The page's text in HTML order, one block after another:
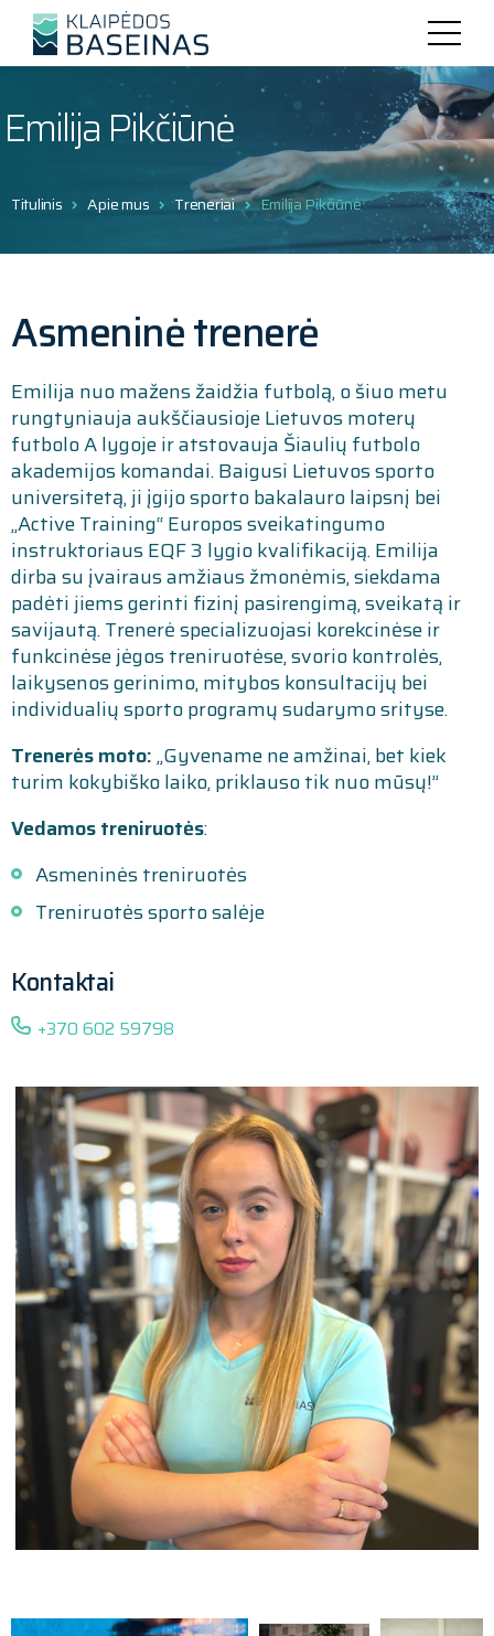
Emilija Pikčiūnė
Titulinis Apie mus Treneriai Emilija Pikčiūnė
Asmeninė trenerė
Emilija nuo mažens žaidžia futbolą, o šiuo metu
rungtyniauja aukščiausioje Lietuvos moterų
futbolo A lygoje ir atstovauja Šiaulių futbolo
akademijos komandai. Baigusi Lietuvos sporto
universitetą, ji įgijo sporto bakalauro laipsnį bei
„Active Training“ Europos sveikatingumo
instruktoriaus EQF 3 lygio kvalifikaciją. Emilija
dirba su įvairaus amžiaus žmonėmis, siekdama
padėti jiems gerinti fizinį pasirengimą, sveikatą ir
savijautą. Trenerė specializuojasi korekcinėse ir
funkcinėse jėgos treniruotėse, svorio kontrolės,
laikysenos gerinimo, mitybos konsultacijų bei
individualių sporto programų sudarymo srityse.
Trenerės moto:„Gyvename ne amžinai, bet kiek
turim kokybiško laiko, priklauso tik nuo mūsų!”
Vedamos treniruotės:
Asmeninės treniruotės
Treniruotės sporto salėje
Kontaktai
+370 602 59798